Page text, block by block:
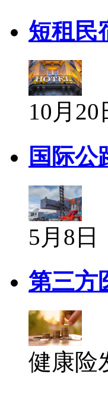
短租民
10月
国际公
5月8日
第三方
健康险